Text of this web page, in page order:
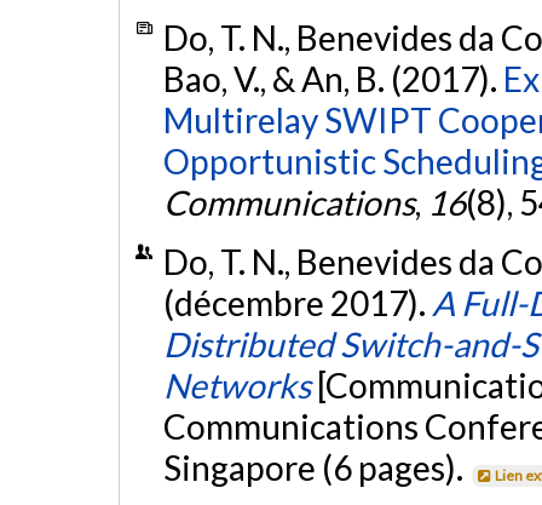
Do, T. N., Benevides da
Bao, V., & An, B. (2017).
Multirelay SWIPT
Opportunistic
Communications, 16(8),
Do, T. N., Benevides da
(décembre 2017). A Full-
Distributed Switch-and-
Networks
Communications
Singapore (6 pages).
Lien